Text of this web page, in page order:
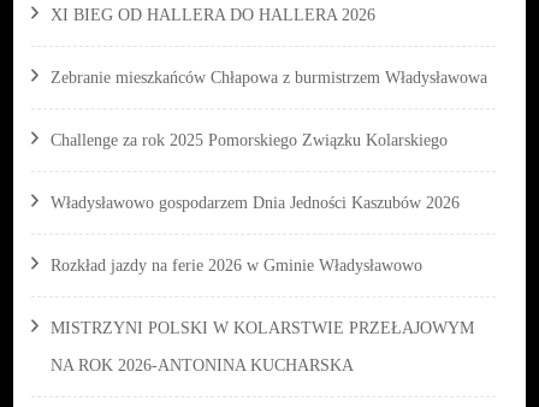
XI BIEG OD HALLERA DO HALLERA 2026
Zebranie mieszkańców Chłapowa z burmistrzem Władysławowa
Challenge za rok 2025 Pomorskiego Związku Kolarskiego
Władysławowo gospodarzem Dnia Jedności Kaszubów 2026
Rozkład jazdy na ferie 2026 w Gminie Władysławowo
MISTRZYNI POLSKI W KOLARSTWIE PRZEŁAJOWYM
NA ROK 2026-ANTONINA KUCHARSKA